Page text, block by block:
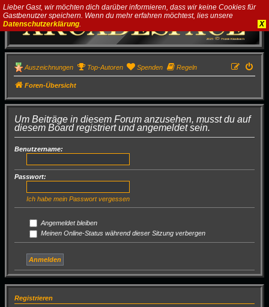
Lieber Gast, wir möchten dich darüber informieren, dass wir keine Cookies für
Gastbenutzer speichern. Wenn du mehr erfahren möchtest, lies unsere
Datenschutzerklärung. X
Auszeichnungen Top-Autoren Spenden Regeln
Foren-Übersicht
Um Beiträge in diesem Forum anzusehen, musst du auf
diesem Board registriert und angemeldet sein.
Benutzername:
Passwort:
Ich habe mein Passwort vergessen
Angemeldet bleiben
Meinen Online-Status während dieser Sitzung verbergen
Registrieren